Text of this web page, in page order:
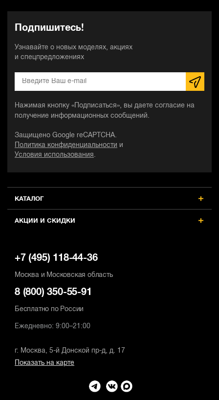
КАТАЛОГ
АКЦИИ И СКИДКИ
Подпишитесь!
Узнавайте о новых моделях, акциях
и спецпредложениях
Нажимая кнопку «Подписаться», вы даете согласие на
получение информационных сообщений.
Защищено Google reCAPTCHA.
Политика конфиденциальности
и
Условия использования .
+7 (495) 118-44-36
Москва и Московская область
8 (800) 350-55-91
Бесплатно по России
Ежедневно: 9:00–21:00
г. Москва, 5-й Донской пр-д, д. 17
Показать на карте